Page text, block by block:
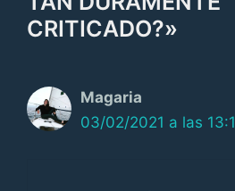
CRITICADO?»
Magaria
03/02/2021 a las